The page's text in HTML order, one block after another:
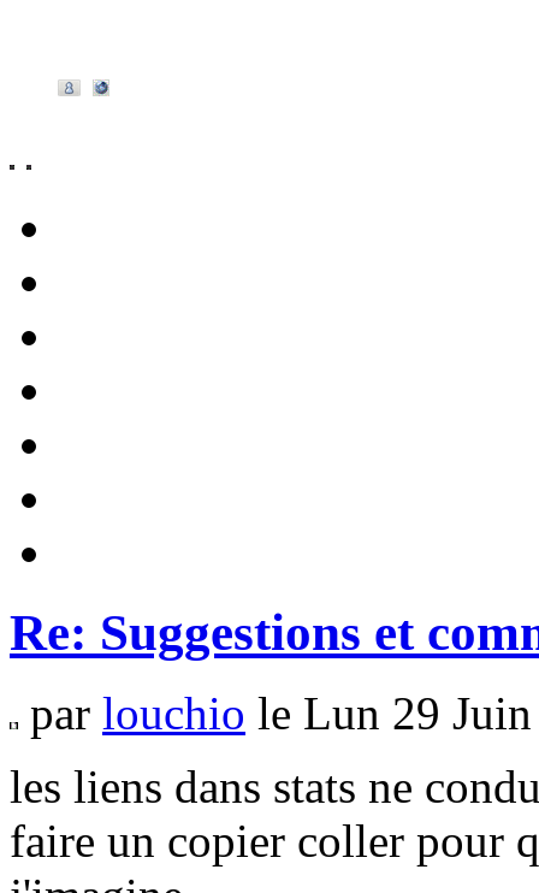
Re: Suggestions et
par louchio le Lun 29
les liens dans stats ne
faire un copier coller pour